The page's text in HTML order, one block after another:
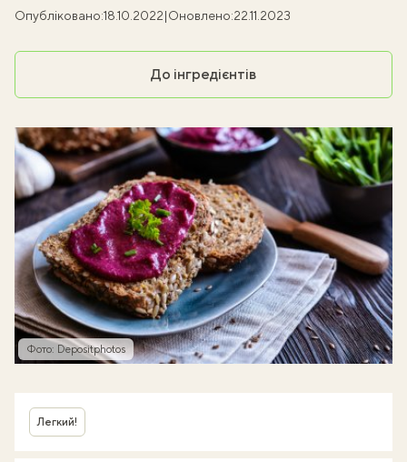
Опубліковано:18.10.2022|Оновлено:22.11.2023
До інгредієнтів
Фото: Depositphotos
Легкий!